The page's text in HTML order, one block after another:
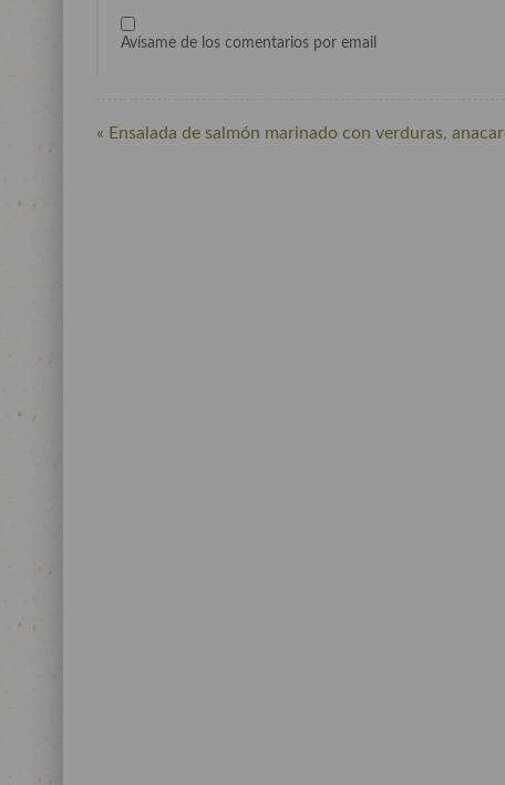
Avísame de los comentarios por email
« Ensalada de salmón marinado con verduras,